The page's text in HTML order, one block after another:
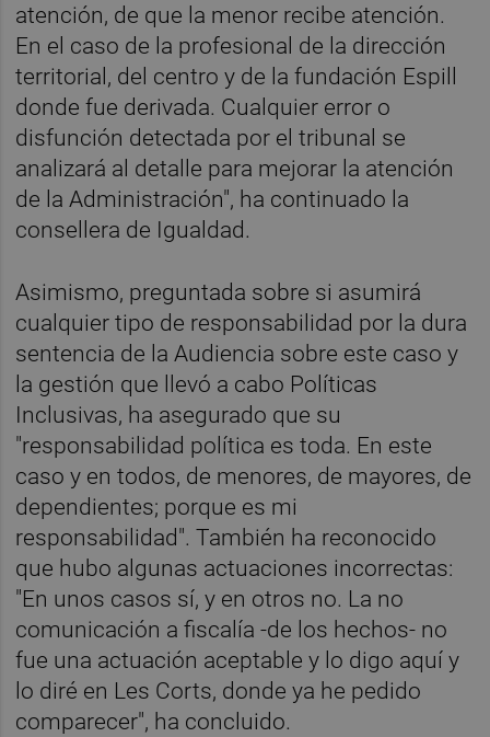
atención, de que la menor recibe atención.
En el caso de la profesional de la dirección
territorial, del centro y de la fundación Espill
donde fue derivada. Cualquier error o
disfunción detectada por el tribunal se
analizará al detalle para mejorar la atención
de la Administración", ha continuado la
consellera de Igualdad.
Asimismo, preguntada sobre si asumirá
cualquier tipo de responsabilidad por la dura
sentencia de la Audiencia sobre este caso y
la gestión que llevó a cabo Políticas
Inclusivas, ha asegurado que su
"responsabilidad política es toda. En este
caso y en todos, de menores, de mayores, de
dependientes; porque es mi
responsabilidad". También ha reconocido
que hubo algunas actuaciones incorrectas:
"En unos casos sí, y en otros no. La no
comunicación a fiscalía -de los hechos- no
fue una actuación aceptable y lo digo aquí y
lo diré en Les Corts, donde ya he pedido
comparecer", ha concluido.